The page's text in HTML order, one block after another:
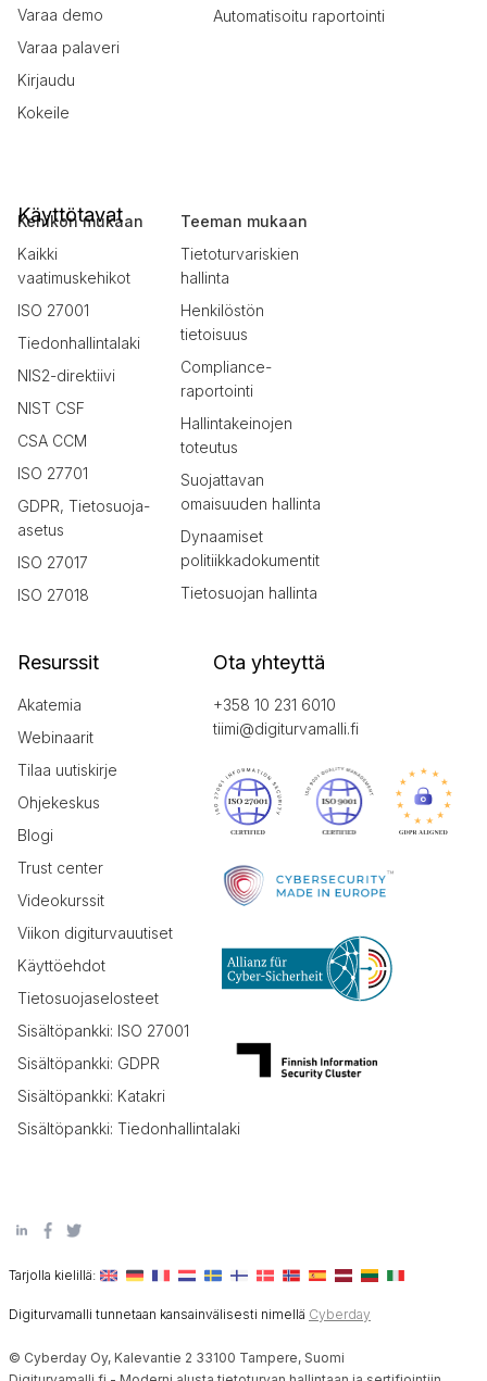
Varaa demo
Varaa palaveri
Kirjaudu
Kokeile
Automatisoitu raportointi
Käyttötavat
Kehikon mukaan
Kaikki
vaatimuskehikot
ISO 27001
Tiedonhallintalaki
NIS2-direktiivi
NIST CSF
CSA CCM
ISO 27701
GDPR, Tietosuoja-
asetus
ISO 27017
ISO 27018
Teeman mukaan
Tietoturvariskien
hallinta
Henkilöstön
tietoisuus
Compliance-
raportointi
Hallintakeinojen
toteutus
Suojattavan
omaisuuden hallinta
Dynaamiset
politiikkadokumentit
Tietosuojan hallinta
Resurssit
Akatemia
Webinaarit
Tilaa uutiskirje
Ohjekeskus
Blogi
Trust center
Videokurssit
Viikon digiturvauutiset
Käyttöehdot
Tietosuojaselosteet
Sisältöpankki: ISO 27001
Sisältöpankki: GDPR
Sisältöpankki: Katakri
Sisältöpankki: Tiedonhallintalaki
Ota yhteyttä
+358 10 231 6010
tiimi@digiturvamalli.fi
Tarjolla kielillä:
Digiturvamalli tunnetaan kansainvälisesti nimellä Cyberday
© Cyberday Oy, Kalevantie 2 33100 Tampere, Suomi